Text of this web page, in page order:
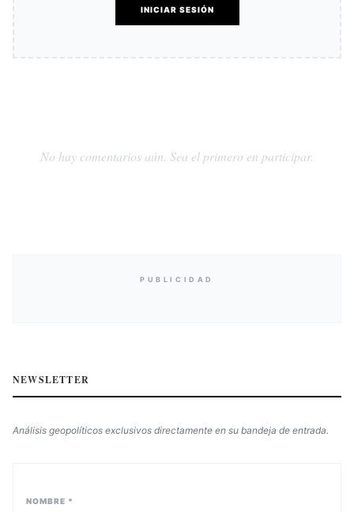
INICIAR SESIÓN
No hay comentarios aún. Sea el primero en participar.
PUBLICIDAD
NEWSLETTER
Análisis geopolíticos exclusivos directamente en su bandeja de entrada.
NOMBRE *